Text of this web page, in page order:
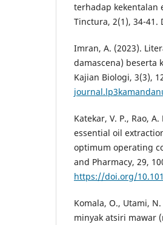
terhadap kekentalan
Tinctura, 2(1), 34-41.
Imran, A. (2023).
damascena) beserta
Kajian Biologi, 3(3),
Katekar, V. P., Rao,
essential oil
optimum operating
and Pharmacy, 29,
https://doi.org/
Komala, O., Utami,
minyak atsiri mawar